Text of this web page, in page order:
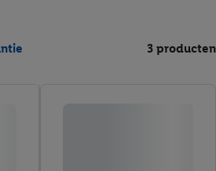
3 producten